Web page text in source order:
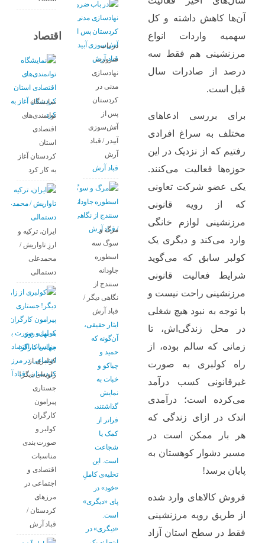
آن‌ها کاهش داشته و کل
سهمیه واردات انواع
مرزنشینی هم فقط سه
درصد از صادرات سال
قبل است.
برای بررسی ادعاهای
مختلف به سراغ افرادی
رفتیم که از نزدیک در این
حوزه‌ها فعالیت می‌کنند.
یکی عضو شرکت تعاونی
که از رویه قانونی
مرزنشینی لوازم خانگی
وارد می‌کند و دیگری یک
کولبر سابق که می‌گوید
شرایط فعالیت قانونی
مرزنشینی راحت نیست و
با توجه به نبود هیچ شغلی
در محل زندگی‌اش، تا
زمانی که سالم بوده، از
راه کولبری به صورت
غیرقانونی کسب درآمد
می‌کرده است؛ درآمدی
اندک در ازای زندگی که
هر بار ممکن است در
مسیر دشوار کوهستان به
پایان برسد!
فروش کالاهای وارد شده
از طریق رویه مرزنشینی
فقط در سطح استان آزاد
در باب
ضرورت
نهادسازی
مدنی در
کردستان
پس از
آتش‌سوزی
آبیدر / قباد
آرش
قباد آرش
مرگ و
سوگ سه
اسطوره
جاودانه
سنندج از
نگاهی دیگر /
قباد آرش
ایثار حقیقی،
آن‌گونه که
حمید و
چیاکو و
خبات به
نمایش
گذاشتند،
فراتر از
کمک یا
شجاعت
است. این
تخلیه‌ی کاملِ
«خود» در
پای «دیگری»
است.
«دیگری» در
اقتصاد
نمایشگاه
توانمندی‌های
اقتصادی
استان
کردستان آغاز
به کار کرد
ایران، ترکیه و
ارزِ تاواریش /
محمدعلی
دستمالی
به بهانه روز
جهانی کارگر؛
کولبری از
زاویه‌ای دیگر!
جستاری
پیرامون
کارگران
کولبر و
صورت بندی
مناسبات
اقتصادی و
اجتماعی در
مرزهای
کردستان /
قباد آرش